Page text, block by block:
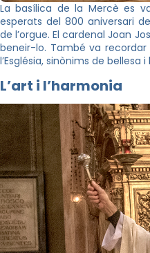
La basílica de la Mercè es
esperats del 800 aniversari
de l’orgue. El cardenal Joan
beneir-lo. També va
l’Església, sinònims de bellesa
L’art i l’harmonia